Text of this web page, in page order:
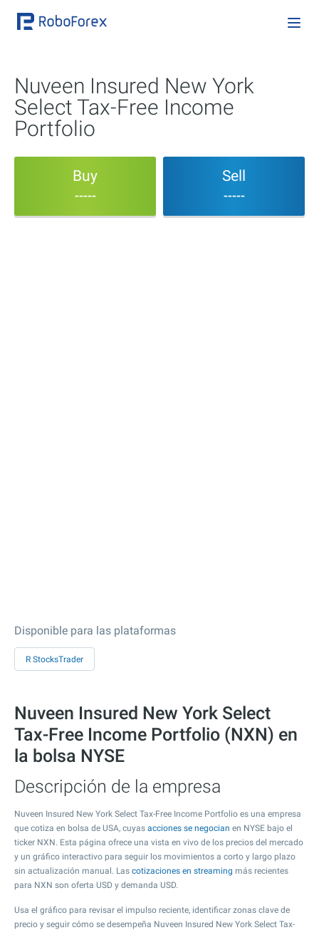
Nuveen Insured New York
Select Tax-Free Income
Portfolio
Buy
-----
Sell
-----
Disponible para las plataformas
R StocksTrader
Nuveen Insured New York Select
Tax-Free Income Portfolio (NXN) en
la bolsa NYSE
Descripción de la empresa
Nuveen Insured New York Select Tax-Free Income Portfolio es una empresa
que cotiza en bolsa de USA, cuyas acciones se negocian en NYSE bajo el
ticker NXN. Esta página ofrece una vista en vivo de los precios del mercado
y un gráfico interactivo para seguir los movimientos a corto y largo plazo
sin actualización manual. Las cotizaciones en streaming más recientes
para NXN son oferta USD y demanda USD.
Usa el gráfico para revisar el impulso reciente, identificar zonas clave de
precio y seguir cómo se desempeña Nuveen Insured New York Select Tax-